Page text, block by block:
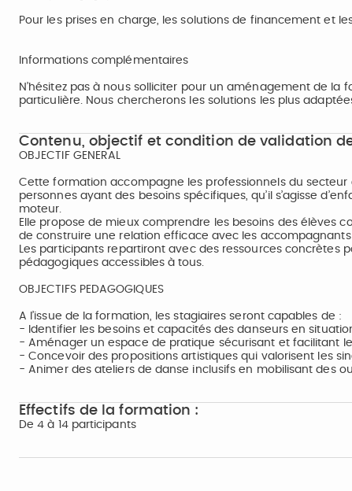
Pour les prises en charge, les solutions de financement et
Informations complémentaires
N’hésitez pas à nous solliciter pour un aménagement de la
particulière. Nous chercherons les solutions les plus
Contenu, objectif et condition de validation
OBJECTIF GENERAL
Cette formation accompagne les professionnels du
personnes ayant des besoins spécifiques, qu’il s’agisse
moteur.
Elle propose de mieux comprendre les besoins des élèves
de construire une relation efficace avec les
Les participants repartiront avec des ressources concrètes
pédagogiques accessibles à tous.
OBJECTIFS PEDAGOGIQUES
A l’issue de la formation, les stagiaires seront capables de :
- Identifier les besoins et capacités des danseurs en
- Aménager un espace de pratique sécurisant et facilitant
- Concevoir des propositions artistiques qui valorisent les
- Animer des ateliers de danse inclusifs en mobilisant des
Effectifs de la formation :
De 4 à 14 participants